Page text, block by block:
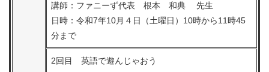
講師：ファニーず代表 根本 和典 先生
日時：令和7年10月４日（土曜日）10時から11時45
分まで
2回目 英語で遊んじゃおう